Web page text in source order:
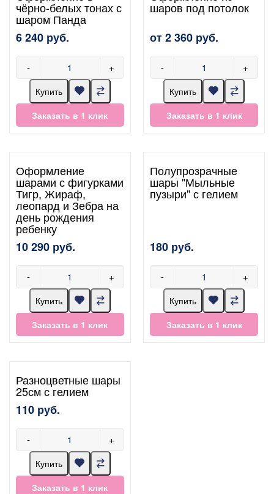
чёрно-белых тонах с
шаром Панда
6 240 руб.
- +
Купить
Заказать в 1 клик
шаров под потолок
от 2 360 руб.
- +
Купить
Заказать в 1 клик
Оформление
шарами с фигурками
Тигр, Жираф,
леопард и Зебра на
день рождения
ребенку
10 290 руб.
- +
Купить
Заказать в 1 клик
Полупрозрачные
шары "Мыльные
пузыри" с гелием
180 руб.
- +
Купить
Заказать в 1 клик
Разноцветные шары
25см с гелием
110 руб.
- +
Купить
Заказать в 1 клик